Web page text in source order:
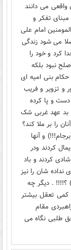
واقعی می دانند
تفکر و
امام علی
می شود زندگی
کرد و خود را
نبود بلکه
بنی امیه ای
و تزویر و فریب
دست و پا کرده
بد عهد غربی شک
را بر ملا کند؟
و آنها
کردند ودر
کردند و باد
نداده شان را نیز
؟!!!! . دیگر چه
تعقل بیشتر
مقام
طلبی نگاه می